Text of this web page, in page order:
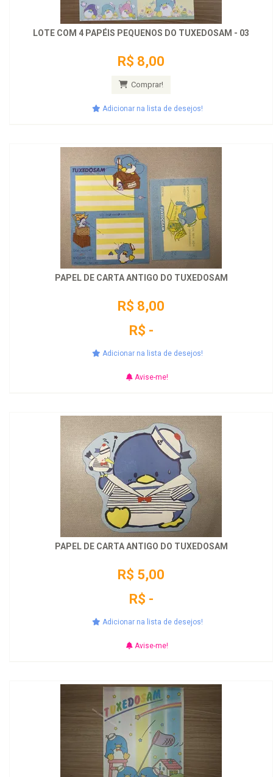
LOTE COM 4 PAPÉIS PEQUENOS DO TUXEDOSAM - 03
R$ 8,00
Comprar!
Adicionar na lista de desejos!
PAPEL DE CARTA ANTIGO DO TUXEDOSAM
R$ 8,00
R$ -
Adicionar na lista de desejos!
Avise-me!
PAPEL DE CARTA ANTIGO DO TUXEDOSAM
R$ 5,00
R$ -
Adicionar na lista de desejos!
Avise-me!